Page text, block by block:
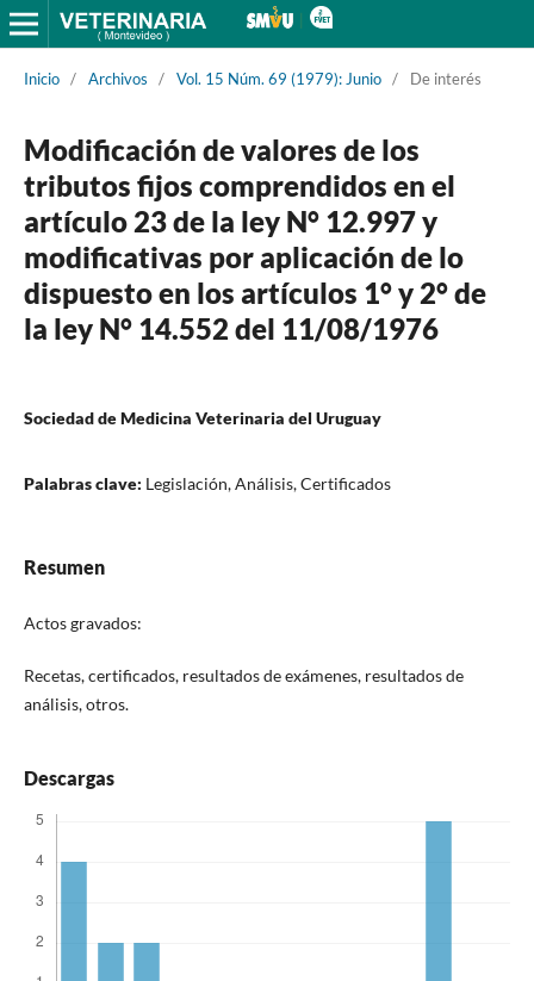
Inicio / Archivos / Vol. 15 Núm. 69 (1979): Junio / De interés
Modificación de valores de los
tributos fijos comprendidos en el
artículo 23 de la ley N° 12.997 y
modificativas por aplicación de lo
dispuesto en los artículos 1° y 2° de
la ley N° 14.552 del 11/08/1976
Sociedad de Medicina Veterinaria del Uruguay
Palabras clave: Legislación, Análisis, Certificados
Resumen
Actos gravados:
Recetas, certificados, resultados de exámenes, resultados de
análisis, otros.
Descargas